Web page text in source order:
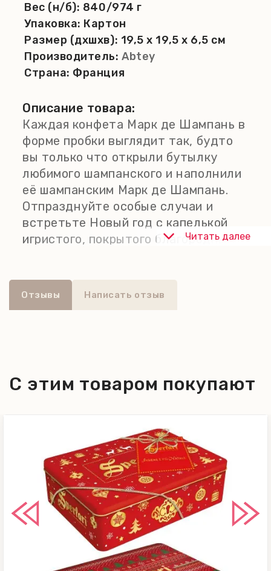
Вес (н/б): 840/974 г
Упаковка: Картон
Размер (дхшхв): 19,5 x 19,5 x 6,5 см
Производитель:Abtey
Страна: Франция
Описание товара:
Каждая конфета Марк де Шампань в
форме пробки выглядит так, будто
вы только что открыли бутылку
любимого шампанского и наполнили
её шампанским Марк де Шампань.
Отпразднуйте особые случаи и
встретьте Новый год с капелькой
игристого, покрытого благородным
Читать далее
Отзывы Написать отзыв
С этим товаром покупают